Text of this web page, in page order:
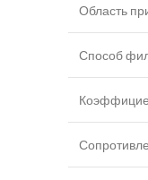
Область
Способ